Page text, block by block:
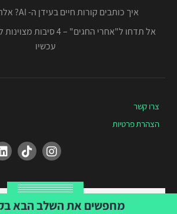
איך כותבים קורות חיים בעידן ה- AI? אלה הטיפים שלנו
אל תדחו ל"אחרי החגים" –
עכשיו
צרו קשר
הצהרת פרטיות
Created by Tvuna
מחפשים את השלב הבא